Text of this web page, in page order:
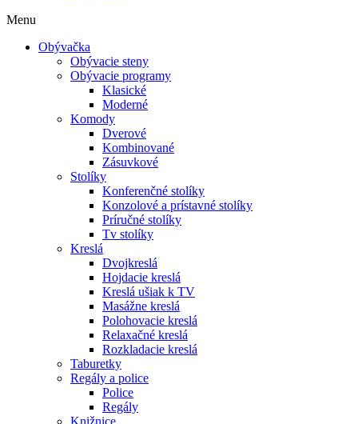
Menu
Obývačka
Obývacie steny
Obývacie programy
Klasické
Moderné
Komody
Dverové
Kombinované
Zásuvkové
Stolíky
Konferenčné stolíky
Konzolové a prístavné stolíky
Príručné stolíky
Tv stolíky
Kreslá
Dvojkreslá
Hojdacie kreslá
Kreslá ušiak k TV
Masážne kreslá
Polohovacie kreslá
Relaxačné kreslá
Rozkladacie kreslá
Taburetky
Regály a police
Police
Regály
Knižnice